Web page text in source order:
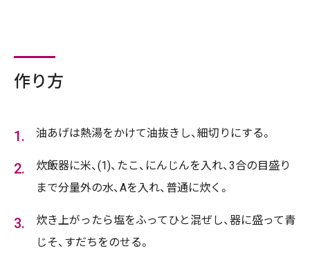
作り方
油あげは熱湯をかけて油抜きし、細切りにする。
炊飯器に米、(1)、たこ、にんじんを入れ、3合の目盛り
まで分量外の水、Aを入れ、普通に炊く。
炊き上がったら塩をふってひと混ぜし、器に盛って青
じそ、すだちをのせる。